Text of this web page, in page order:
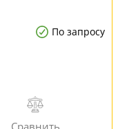
По запросу